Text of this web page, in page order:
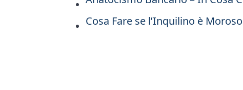
Cosa Fare se l’Inquilino è